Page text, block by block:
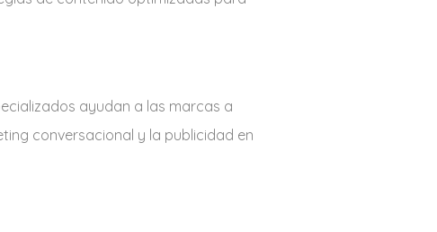
ayudan a las marcas a
conversacional y la publicidad en